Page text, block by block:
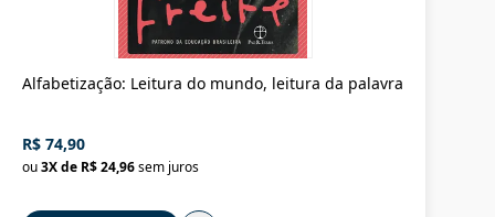
Alfabetização: Leitura do mundo, leitura da palavra
R$ 74,90
ou3X de R$ 24,96sem juros